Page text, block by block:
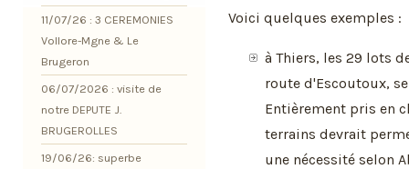
Voici quelques exemples :
à Thiers, les 29 lots
route d'Escoutoux,
Entièrement pris en
terrains devrait
une nécessité selon
11/07/26 : 3 CEREMONIES
Vollore-Mgne & Le
Brugeron
06/07/2026 : visite de
notre DEPUTE J.
BRUGEROLLES
19/06/26: superbe